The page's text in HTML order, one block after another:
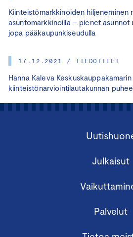
Kiinteistömarkkinoiden hiljeneminen
asuntomarkkinoilla – pienet asunnot
jopa pääkaupunkiseudulla
17.12.2021 / TIEDOTTEET
Hanna Kaleva Keskuskauppakamarin
kiinteistönarviointilautakunnan
Julkaisut
Palvelut